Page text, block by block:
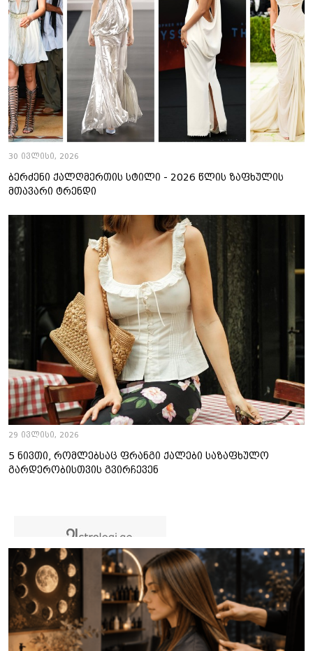
30 ივლისი, 2026
ბერძენი ქალღმერთის სტილი - 2026 წლის ზაფხულის
მთავარი ტრენდი
29 ივლისი, 2026
5 ნივთი, რომლებსაც ფრანგი ქალები საზაფხულო
გარდერობისთვის გვირჩევენ